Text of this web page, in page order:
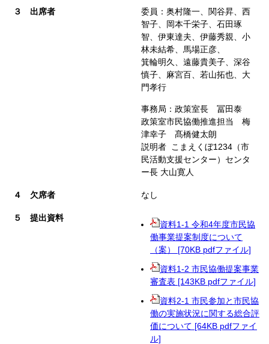
３ 出席者
委員：奥村隆一、関谷昇、西
智子、岡本千栄子、石田琢
智、伊東達夫、伊藤秀親、小
林未結希、馬場正彦、
箕輪明久、遠藤貴美子、深谷
慎子、麻宮百、若山拓也、大
門孝行
事務局：政策室長 冨田泰
政策室市民協働推進担当 梅
津幸子 髙橋健太朗
説明者 こまえくぼ1234（市
民活動支援センター）センタ
ー長 大山寛人
４ 欠席者 なし
５ 提出資料
資料1-1 令和4年度市民協
働事業提案制度について
（案） [70KB pdfファイル]
資料1-2 市民協働提案事業
審査表 [143KB pdfファイル]
資料2-1 市民参加と市民協
働の実施状況に関する総合評
価について [64KB pdfファイ
ル]